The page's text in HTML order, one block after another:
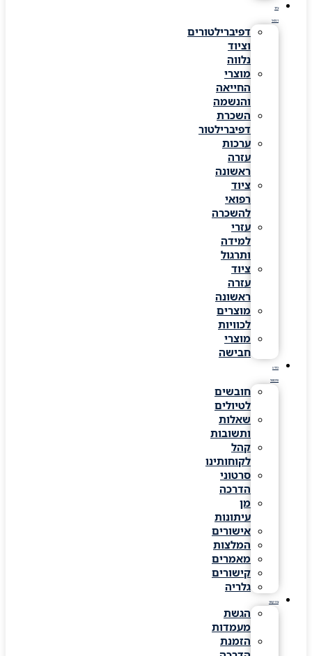
דפיברילטורים
נלווה
מוצרי
החייאה
והנשמה
השכרת
דפיברילטור
ערכות
עזרה
ראשונה
ציוד
רפואי
להשכרה
עזרי
למידה
ותרגול
ציוד
עזרה
ראשונה
מוצרים
לכוויות
מוצרי
חבישה
חובשים
לטיולים
שאלות
ותשובות
קהל
לקוחותינו
סרטוני
הדרכה
מן
עיתונות
אישורים
המלצות
מאמרים
קישורים
גלריה
הגשת
מעמדות
הזמנת